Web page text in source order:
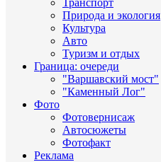
Транспорт
Природа и экология
Культура
Авто
Туризм и отдых
Граница: очереди
"Варшавский мост"
"Каменный Лог"
Фото
Фотовернисаж
Автосюжеты
Фотофакт
Реклама